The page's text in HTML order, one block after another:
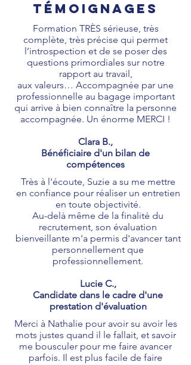
témoignages
Formation TRÈS sérieuse, très
complète, très précise qui permet
l’introspection et de se poser des
questions primordiales sur notre
rapport au travail,
aux valeurs… Accompagnée par une
professionnelle au bagage important
qui arrive à bien connaître la personne
accompagnée. Un énorme MERCI !
Clara B.,
Bénéficiaire d'un bilan de
compétences
Très à l'écoute, Suzie a su me mettre
en confiance pour réaliser un entretien
en toute objectivité.
Au-delà même de la finalité du
recrutement, son évaluation
bienveillante m'a permis d'avancer tant
personnellement que
professionnellement.
Lucie C.,
Candidate dans le cadre d'une
prestation d'évaluation
Merci à Nathalie pour avoir su avoir les
mots justes quand il le fallait, et savoir
me bousculer pour me faire avancer
parfois. Il est plus facile de faire